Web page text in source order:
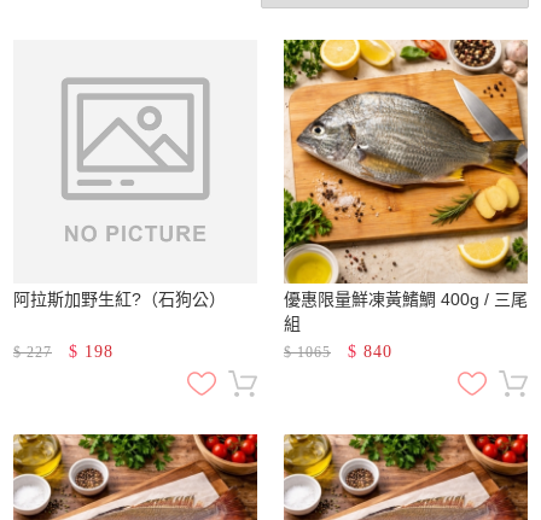
阿拉斯加野生紅?（石狗公）
$227 $ 198
優惠限量鮮凍黃鰭鯛 400g / 三尾
組
$1065 $ 840